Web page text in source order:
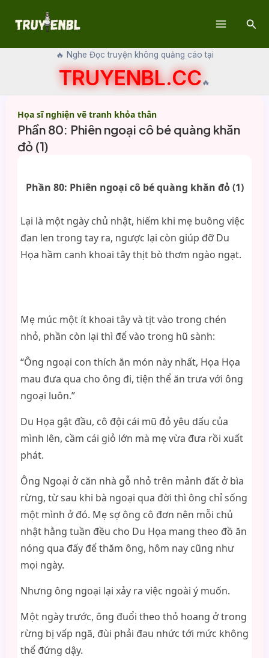
🔥 Nghe Đọc truyện không quảng cáo tại
TRUYENBL.CC🔥
Họa sĩ nghiện vẽ tranh khỏa thân
Phần 80: Phiên ngoại cô bé quàng khăn
đỏ (1)
Phần 80: Phiên ngoại cô bé quàng khăn đỏ (1)
Lại là một ngày chủ nhật, hiếm khi mẹ buông việc
đan len trong tay ra, ngược lại còn giúp đỡ Du
Họa hầm canh khoai tây thịt bò thơm ngào ngạt.
Mẹ múc một ít khoai tây và tịt vào trong chén
nhỏ, phần còn lại thì để vào trong hũ sành:
“Ông ngoại con thích ăn món này nhất, Họa Họa
mau đưa qua cho ông đi, tiện thể ăn trưa với ông
ngoại luôn.”
Du Họa gật đầu, cô đội cái mũ đỏ yêu dấu của
mình lên, cầm cái giỏ lớn mà mẹ vừa đưa rồi xuất
phát.
Ông Ngoại ở căn nhà gỗ nhỏ trên mảnh đất ở bìa
rừng, từ sau khi bà ngoại qua đời thì ông chỉ sống
một mình ở đó. Mẹ sợ ông cô đơn nên mỗi chủ
nhật hằng tuần đều cho Du Họa mang theo đồ ăn
nóng qua đấy để thăm ông, hôm nay cũng như
mọi ngày.
Nhưng ông ngoại lại xảy ra việc ngoài ý muốn.
Một ngày trước, ông đuổi theo thỏ hoang ở trong
rừng bị vấp ngã, đùi phải đau nhức tới mức không
thể đứng dậy.